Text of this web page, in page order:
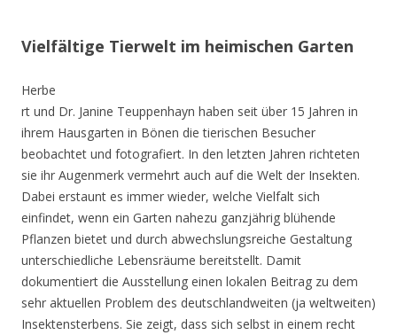
Vielfältige Tierwelt im heimischen Garten
Herbe
rt und Dr. Janine Teuppenhayn haben seit über 15 Jahren in
ihrem Hausgarten in Bönen die tierischen Besucher
beobachtet und fotografiert. In den letzten Jahren richteten
sie ihr Augenmerk vermehrt auch auf die Welt der Insekten.
Dabei erstaunt es immer wieder, welche Vielfalt sich
einfindet, wenn ein Garten nahezu ganzjährig blühende
Pflanzen bietet und durch abwechslungsreiche Gestaltung
unterschiedliche Lebensräume bereitstellt. Damit
dokumentiert die Ausstellung einen lokalen Beitrag zu dem
sehr aktuellen Problem des deutschlandweiten (ja weltweiten)
Insektensterbens. Sie zeigt, dass sich selbst in einem recht